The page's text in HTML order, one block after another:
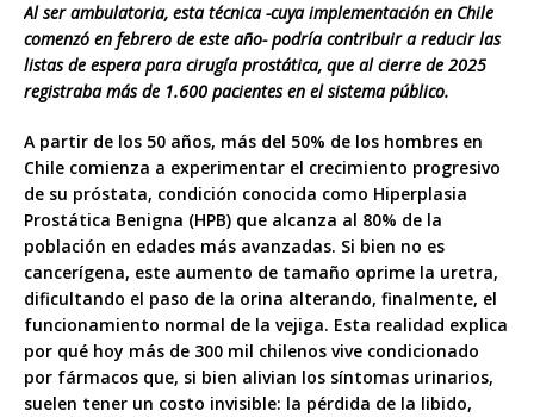
Al ser ambulatoria, esta técnica -cuya implementación en Chile
comenzó en febrero de este año- podría contribuir a reducir las
listas de espera para cirugía prostática, que al cierre de 2025
registraba más de 1.600 pacientes en el sistema público.
A partir de los 50 años, más del 50% de los hombres en
Chile comienza a experimentar el crecimiento progresivo
de su próstata, condición conocida como Hiperplasia
Prostática Benigna (HPB) que alcanza al 80% de la
población en edades más avanzadas. Si bien no es
cancerígena, este aumento de tamaño oprime la uretra,
dificultando el paso de la orina alterando, finalmente, el
funcionamiento normal de la vejiga. Esta realidad explica
por qué hoy más de 300 mil chilenos vive condicionado
por fármacos que, si bien alivian los síntomas urinarios,
suelen tener un costo invisible: la pérdida de la libido,